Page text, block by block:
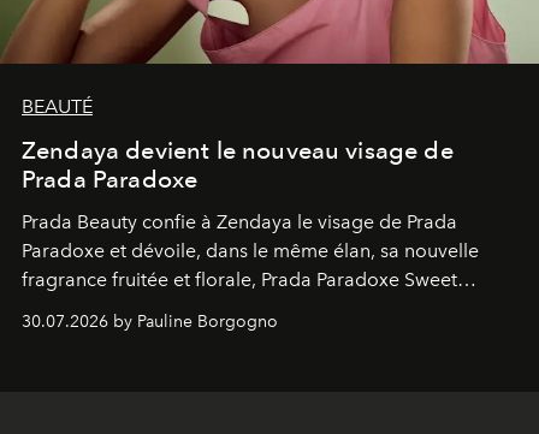
BEAUTÉ
Zendaya devient le nouveau visage de
Prada Paradoxe
Prada Beauty confie à Zendaya le visage de Prada
Paradoxe et dévoile, dans le même élan, sa nouvelle
fragrance fruitée et florale, Prada Paradoxe Sweet
30.07.2026 by Pauline Borgogno